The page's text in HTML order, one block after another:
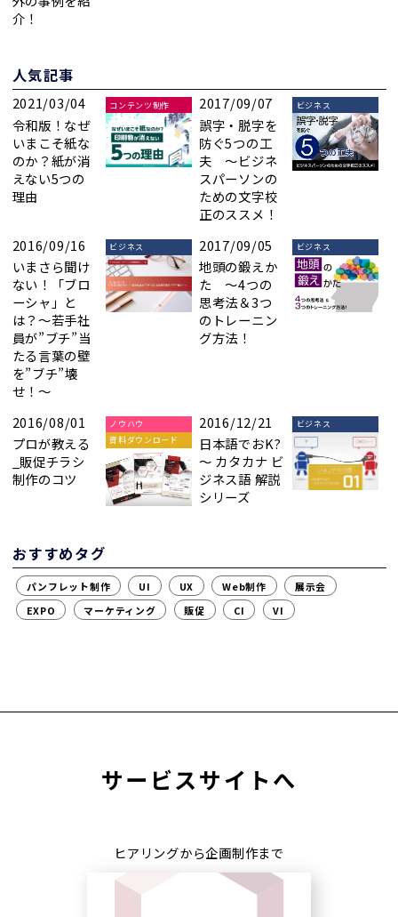
介！
人気記事
2021/03/04
令和版！なぜ
いまこそ紙な
のか？紙が消
えない5つの
理由
コンテンツ制作
2017/09/07
誤字・脱字を
防ぐ5つの工
夫 ～ビジネ
スパーソンの
ための文字校
正のススメ！
ビジネス
2016/09/16
いまさら聞け
ない！「ブロ
ーシャ」と
は？～若手社
員が”ブチ”当
たる言葉の壁
を”ブチ”壊
せ！～
ビジネス
2017/09/05
地頭の鍛えか
た ～4つの
思考法＆3つ
のトレーニン
グ方法！
ビジネス
2016/08/01
プロが教える
_販促チラシ
制作のコツ
ノウハウ
資料ダウンロード
2016/12/21
日本語でおK?
～ カタカナ ビ
ジネス語 解説
シリーズ
ビジネス
おすすめタグ
パンフレット制作 UI UX Web制作
展示会
EXPO
マーケティング 販促 CI VI
サービスサイトへ
ヒアリングから企画制作まで